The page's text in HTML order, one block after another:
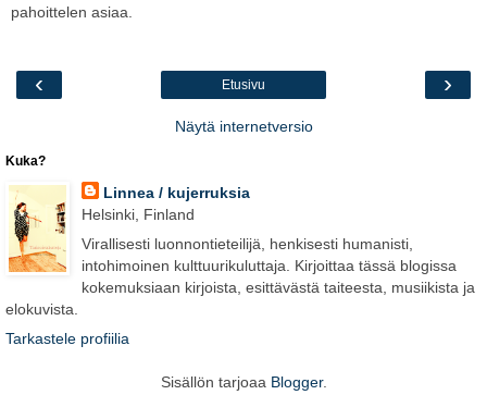
pahoittelen asiaa.
‹ ›
Etusivu
Näytä internetversio
Kuka?
Linnea / kujerruksia
Helsinki, Finland
Virallisesti luonnontieteilijä, henkisesti humanisti,
intohimoinen kulttuurikuluttaja. Kirjoittaa tässä blogissa
kokemuksiaan kirjoista, esittävästä taiteesta, musiikista ja
elokuvista.
Tarkastele profiilia
Sisällön tarjoaa Blogger.